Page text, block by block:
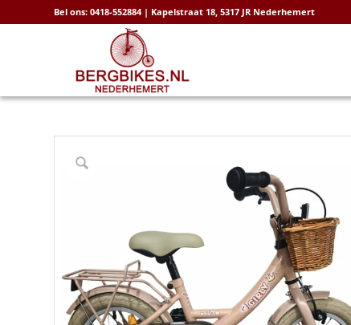
Bel ons: 0418-552884 | Kapelstraat 18, 5317 JR Nederhemert